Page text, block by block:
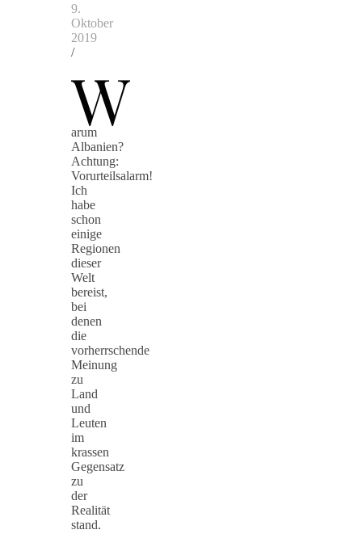
9.
Oktober
2019
/
W
arum
Albanien?
Achtung:
Vorurteilsalarm!
Ich
habe
schon
einige
Regionen
dieser
Welt
bereist,
bei
denen
die
vorherrschende
Meinung
zu
Land
und
Leuten
im
krassen
Gegensatz
zu
der
Realität
stand.